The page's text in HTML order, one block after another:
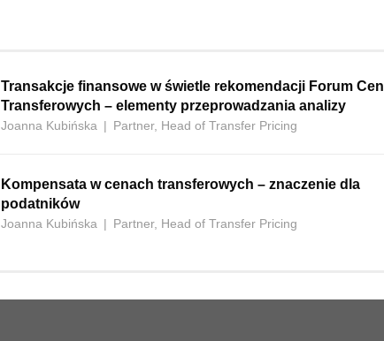
Transakcje finansowe w świetle rekomendacji Forum Cen
Transferowych – elementy przeprowadzania analizy
Joanna Kubińska | Partner, Head of Transfer Pricing
Kompensata‍‌‍‍‌ w cenach transferowych – znaczenie dla
podatników
Joanna Kubińska | Partner, Head of Transfer Pricing